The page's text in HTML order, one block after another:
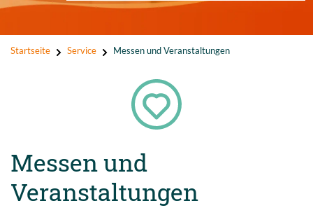
Startseite Service Messen und Veranstaltungen
Messen und
Veranstaltungen